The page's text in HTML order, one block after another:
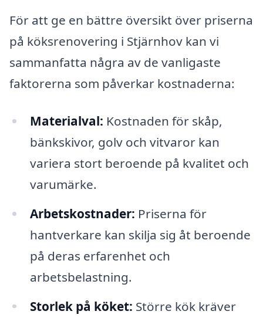
För att ge en bättre översikt över priserna
på köksrenovering i Stjärnhov kan vi
sammanfatta några av de vanligaste
faktorerna som påverkar kostnaderna:
Materialval: Kostnaden för skåp,
bänkskivor, golv och vitvaror kan
variera stort beroende på kvalitet och
varumärke.
Arbetskostnader: Priserna för
hantverkare kan skilja sig åt beroende
på deras erfarenhet och
arbetsbelastning.
Storlek på köket: Större kök kräver